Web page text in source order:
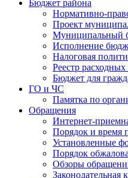
Бюджет района
Нормативно-
Проект
Муниципальный
Исполнение
Налоговая
Реестр расходных
Бюджет для
ГО и ЧС
Памятка по
Обращения
Интернет-
Порядок и время
Установленные
Порядок
Обзоры
Законодательная